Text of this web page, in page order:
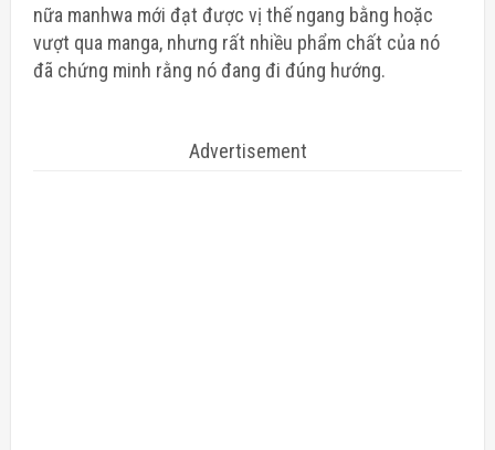
nữa manhwa mới đạt được vị thế ngang bằng hoặc
vượt qua manga, nhưng rất nhiều phẩm chất của nó
đã chứng minh rằng nó đang đi đúng hướng.
Advertisement